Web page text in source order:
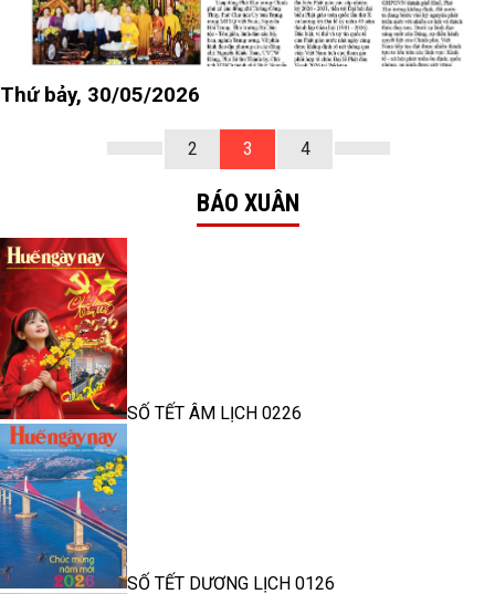
Thứ bảy, 30/05/2026
2 3 4
BÁO XUÂN
SỐ TẾT ÂM LỊCH 0226
SỐ TẾT DƯƠNG LỊCH 0126